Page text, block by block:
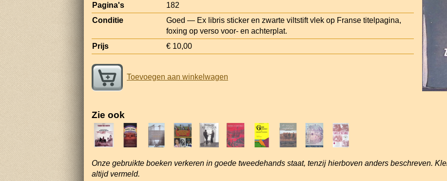
Pagina's
182
Conditie
Goed — Ex libris sticker en zwarte viltstift vlek op Franse titelpagina,
foxing op verso voor- en achterplat.
Prijs
€ 10,00
Toevoegen aan winkelwagen
Zie ook
Onze gebruikte boeken verkeren in goede tweedehands staat, tenzij hierboven anders beschreven.
altijd vermeld.